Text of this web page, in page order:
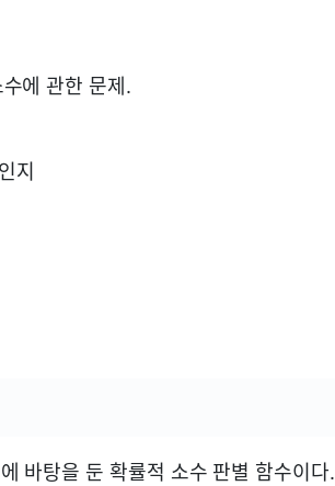
에 관한 문제.
인지
바탕을 둔 확률적 소수 판별 함수이다.